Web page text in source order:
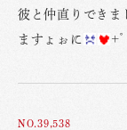
彼と仲直りできま
ますょぉに
+
NO.39,538